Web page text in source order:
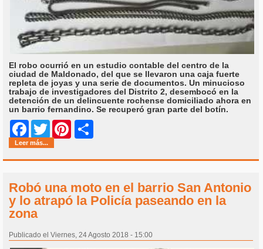
El robo ocurrió en un estudio contable del centro de la
ciudad de Maldonado, del que se llevaron una caja fuerte
repleta de joyas y una serie de documentos. Un minucioso
trabajo de investigadores del Distrito 2, desembocó en la
detención de un delincuente rochense domiciliado ahora en
un barrio fernandino. Se recuperó gran parte del botín.
Facebook
Twitter Pinterest
Leer más...
Robó una moto en el barrio San Antonio
y lo atrapó la Policía paseando en la
zona
Publicado el Viernes, 24 Agosto 2018 - 15:00